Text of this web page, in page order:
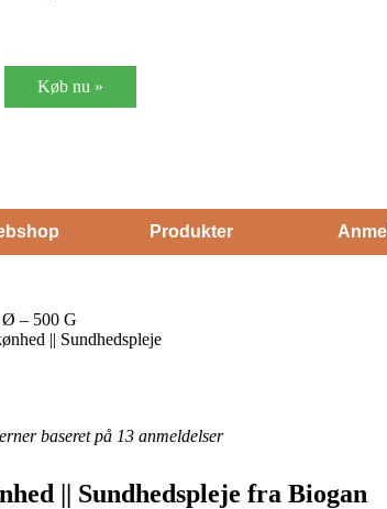
Køb nu »
Produkter
– 500 G
|| Sundhedspleje
baseret på 13 anmeldelser
|| Sundhedspleje fra Biogan